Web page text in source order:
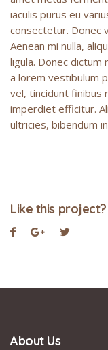
iaculis purus eu
consectetur. Donec
Aenean mi nulla,
ligula. Donec dictum
a lorem vestibulum
vel, tincidunt finibus
imperdiet efficitur.
ultricies, bibendum
Like this project?
About Us